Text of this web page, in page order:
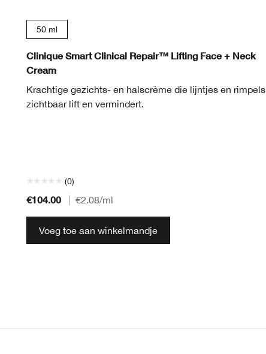
50 ml
Clinique Smart Clinical Repair™ Lifting Face + Neck
Cream
Krachtige gezichts- en halscrème die lijntjes en rimpels
zichtbaar lift en vermindert.
(0)
€104.00 €2.08/ml
Voeg toe aan winkelmandje